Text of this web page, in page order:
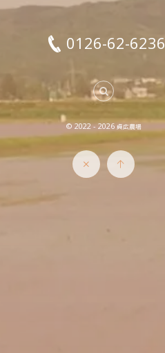
0126-62-6236
© 2022 - 2026貞広農場